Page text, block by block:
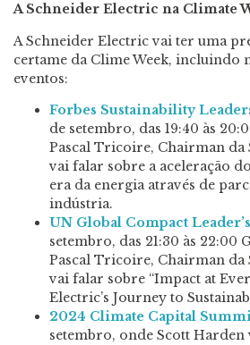
A Schneider Electric na Climate
A Schneider Electric vai ter uma
certame da Clime Week, incluindo
eventos:
Forbes Sustainability
de setembro, das 19:40 às
Pascal Tricoire, Chairman da
vai falar sobre a aceleração
era da energia através de
indústria.
UN Global Compact
setembro, das 21:30 às 22:00
Pascal Tricoire, Chairman da
vai falar sobre “Impact at
Electric’s Journey to
2024 Climate Capital
setembro, onde Scott Harden